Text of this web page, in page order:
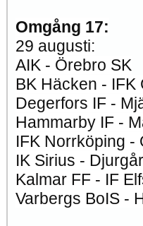
Omgång 17:
29 augusti:
AIK - Örebro SK
BK Häcken - IFK
Degerfors IF -
Hammarby IF -
IFK Norrköping -
IK Sirius -
Kalmar FF - IF
Varbergs BoIS -